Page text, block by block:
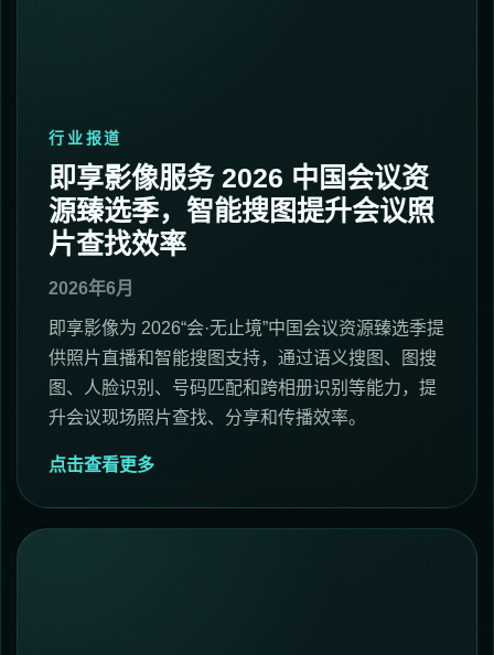
行业报道
即享影像服务 2026 中国会议资
源臻选季，智能搜图提升会议照
片查找效率
2026年6月
即享影像为 2026“会·无止境”中国会议资源臻选季提
供照片直播和智能搜图支持，通过语义搜图、图搜
图、人脸识别、号码匹配和跨相册识别等能力，提
升会议现场照片查找、分享和传播效率。
点击查看更多